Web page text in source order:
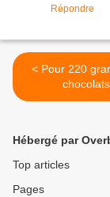
Répondre
< Pour 220 grammes de
chocolats
Hébergé par
Top articles
Pages